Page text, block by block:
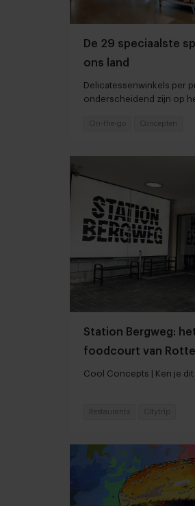
De 29 speciaalste
ons land
Delicatessenwinkels per
onderscheidend zijn op
On-the-go Concepten
Station Bergweg:
foodcourt van
Cool Concepts | Ken je
Restaurants Citytrip